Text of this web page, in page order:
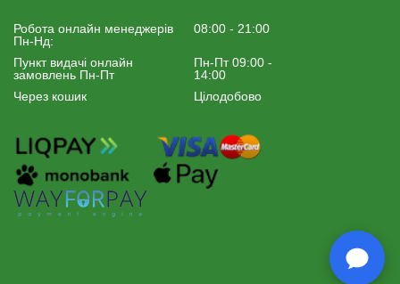
Робота онлайн менеджерiв
Пн-Нд:
08:00 - 21:00
Пункт видачі онлайн
замовлень Пн-Пт
Пн-Пт 09:00 -
14:00
Через кошик
Цілодобово